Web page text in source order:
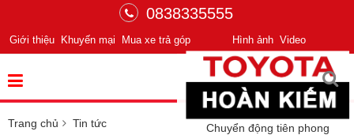
0838335555
Hình ảnh Video
Giới thiệu Khuyến mại Mua xe trả góp
Chuyển động tiên phong
Trang chủ Tin tức